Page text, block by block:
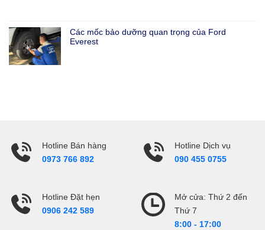
Các mốc bảo dưỡng quan trọng của Ford
Everest
Hotline Bán hàng
0973 766 892
Hotline Dịch vụ
090 455 0755
Hotline Đặt hẹn
0906 242 589
Mở cửa: Thứ 2 đến
Thứ 7
8:00 - 17:00